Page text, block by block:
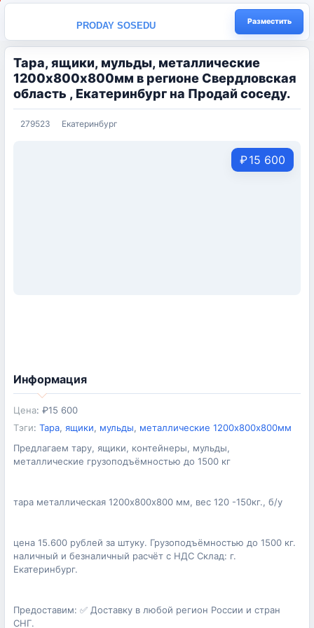
PRODAY SOSEDU Разместить
Тара, ящики, мульды, металлические
1200х800х800мм в регионе Свердловская
область , Екатеринбург на Продай соседу.
279523 Екатеринбург
₽15 600
Информация
Цена: ₽15 600
Тэги: Тара, ящики, мульды, металлические 1200х800х800мм
Предлагаем тару, ящики, контейнеры, мульды,
металлические грузоподъёмностью до 1500 кг
тара металлическая 1200х800х800 мм, вес 120 -150кг., б/у
цена 15.600 рублей за штуку. Грузоподъёмностью до 1500 кг.
наличный и безналичный расчёт с НДС Склад: г.
Екатеринбург.
Предоставим: ✅ Доставку в любой регион России и стран
СНГ.